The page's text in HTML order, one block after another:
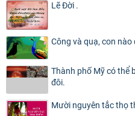
Lẽ Đời .
Công và quạ, con nào
Thành phố Mỹ có thể
đôi.
Mười nguyên tắc thọ